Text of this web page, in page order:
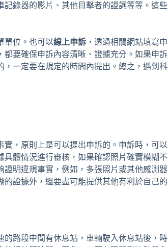
記錄器的影片、其他目擊者的證詞等等。這些
單位。也可以線上申訴 ，透過相關網站填寫申
都要確保申訴內容清晰、證據充分。如果申訴
一定要在規定的時間內提出。總之，遇到科
，原則上是可以提出申訴的。申訴時，可以
體情況進行審核，如果確認照片確實模糊不
明違規事實，例如，多張照片或其他感測器
證據外，還要盡可能提供其他有利於自己的
路段中間有休息站，車輛駛入休息站後，時